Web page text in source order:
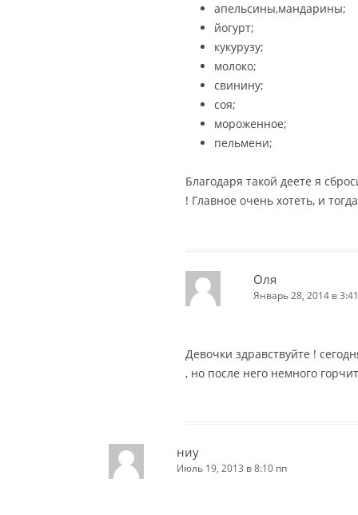
апельсины,мандарины;
йогурт;
кукурузу;
молоко;
свинину;
соя;
мороженное;
пельмени;
Благодаря такой деете я
! Главное очень хотеть, и
Оля
Январь 28, 2014 в
Девочки здравствуйте !
, но после него немного
ниу
Июль 19, 2013 в 8:10 пп